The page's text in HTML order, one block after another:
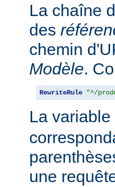
La chaîne
des
chemin
Modèle.
RewriteRule "^/
La variable
une